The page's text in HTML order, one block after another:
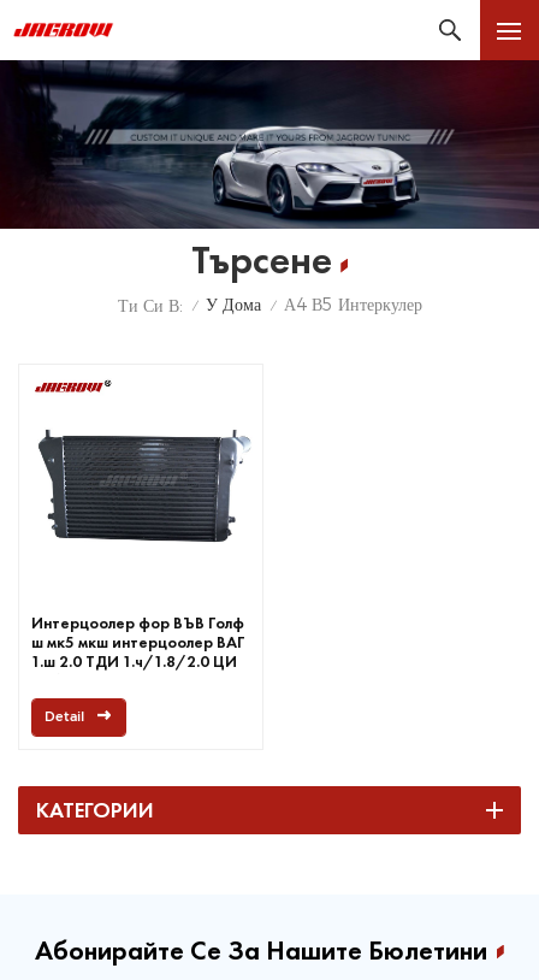
Търсене
Ти Си В: / У Дома / А4 В5 Интеркулер
Интерцоолер фор ВЪВ Голф
ш мк5 мкш интерцоолер ВАГ
1.ш 2.0 ТДИ 1.ч/1.8/2.0 ЦИ
Detail
КАТЕГОРИИ
Абонирайте Се За Нашите Бюлетини